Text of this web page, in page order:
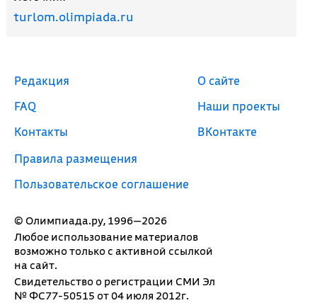
turlom.olimpiada.ru
© Олимпиада.ру, 1996—2026
Любое использование материалов
возможно только с активной ссылкой
на сайт.
Свидетельство о регистрации СМИ Эл
№ ФС77-50515 от 04 июля 2012г.
Редакция
FAQ
Контакты
Правила размещения
Пользовательское соглашение
О сайте
Наши проекты
ВКонтакте